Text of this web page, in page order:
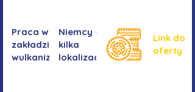
Praca w
zakładzie
wulkanizacyjnym
Niemcy -
kilka
lokalizacji
Link do
oferty